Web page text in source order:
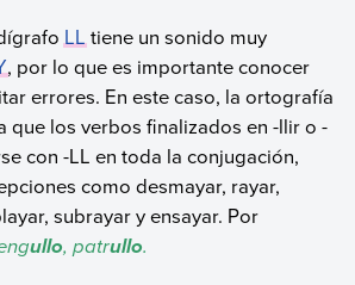
LLtiene un sonido muy
, por lo que es importante conocer
errores. En este caso, la ortografía
que los verbos finalizados en -llir o -
con -LL en toda la conjugación,
como desmayar, rayar,
subrayar y ensayar. Por
ullo, patrullo.